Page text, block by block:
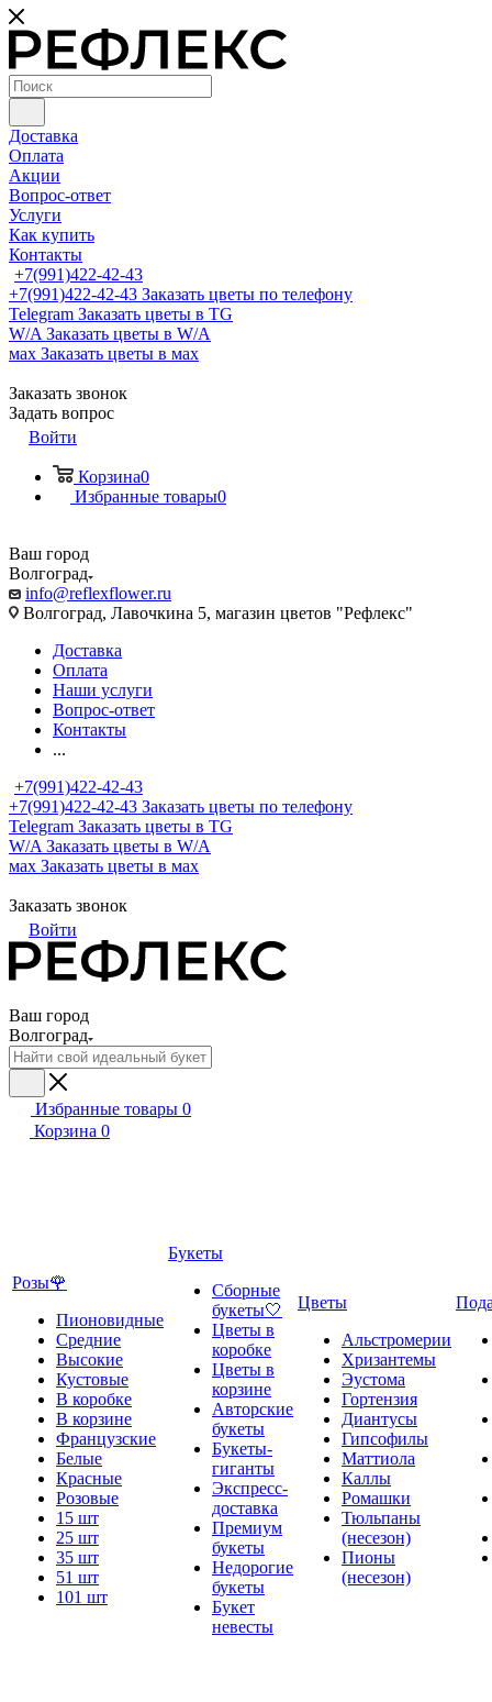
Доставка
Оплата
Акции
Вопрос-ответ
Услуги
Как купить
Контакты
+7(991)422-42-43
+7(991)422-42-43 Заказать цветы по телефону
Telegram Заказать цветы в TG
W/A Заказать цветы в W/A
мах Заказать цветы в мах
Заказать звонок
Задать вопрос
Войти
Корзина0
Избранные товары0
Ваш город
Волгоград
info@reflexflower.ru
Волгоград, Лавочкина 5, магазин цветов "Рефлекс"
Доставка
Оплата
Наши услуги
Вопрос-ответ
Контакты
...
+7(991)422-42-43
+7(991)422-42-43 Заказать цветы по телефону
Telegram Заказать цветы в TG
W/A Заказать цветы в W/A
мах Заказать цветы в мах
Заказать звонок
Войти
Ваш город
Волгоград
Избранные товары 0
Корзина 0
Розы🌹
Пионовидные
Средние
Высокие
Кустовые
В коробке
В корзине
Французские
Белые
Красные
Розовые
15 шт
25 шт
35 шт
51 шт
101 шт
Букеты
Сборные
букеты🤍
Цветы в
коробке
Цветы в
корзине
Авторские
букеты
Букеты-
гиганты
Экспресс-
доставка
Премиум
букеты
Недорогие
букеты
Букет
невесты
Цветы
Альстромерии
Хризантемы
Эустома
Гортензия
Диантусы
Гипсофилы
Маттиола
Каллы
Ромашки
Тюльпаны
(несезон)
Пионы
(несезон)